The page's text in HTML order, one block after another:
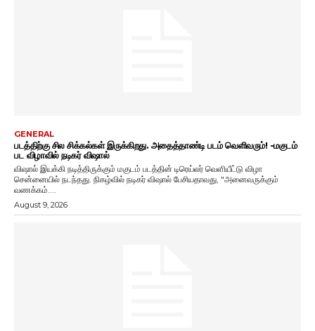
GENERAL
படத்திற்கு சில சிக்கல்கள் இருக்கிறது. அதைத்தாண்டி படம் வெளிவரும்! -மகுடம்
பட விழாவில் நடிகர் விஷால்
விஷால் இயக்கி நடித்திருக்கும் மகுடம் படத்தின் டிரெய்லர் வெளியீட்டு விழா
சென்னையில் நடந்தது. நிகழ்வில் நடிகர் விஷால் பேசியதாவது, "அனைவருக்கும்
வணக்கம்....
August 9, 2026